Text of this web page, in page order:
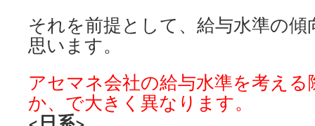
それを前提として、給与水準の
思います。
アセマネ会社の給与水準を考え
か、で大きく異なります。